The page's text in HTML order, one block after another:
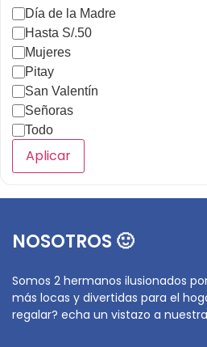
Día de la Madre
Hasta S/.50
Mujeres
Pitay
San Valentín
Señoras
Todo
Aplicar
NOSOTROS 🙂
Somos 2 hermanos ilusionados
más locas y divertidas para el
regalar? echa un vistazo a